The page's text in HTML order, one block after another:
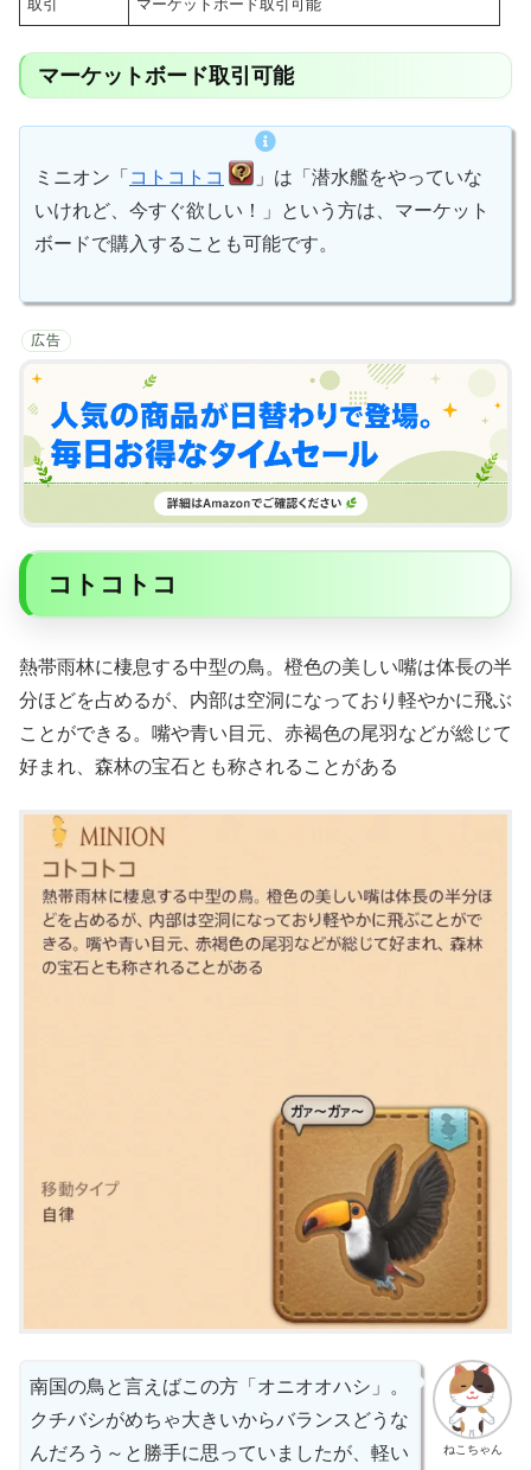
取引 マーケットボード取引可能
マーケットボード取引可能
ミニオン「 コトコトコ
」は「潜水艦をやっていな
いけれど、今すぐ欲しい！」という方は、マーケット
ボードで購入することも可能です。
広告
コトコトコ
熱帯雨林に棲息する中型の鳥。橙色の美しい嘴は体長の半
分ほどを占めるが、内部は空洞になっており軽やかに飛ぶ
ことができる。嘴や青い目元、赤褐色の尾羽などが総じて
好まれ、森林の宝石とも称されることがある
ねこちゃん
南国の鳥と言えばこの方「オニオオハシ」。
クチバシがめちゃ大きいからバランスどうな
んだろう～と勝手に思っていましたが、軽い